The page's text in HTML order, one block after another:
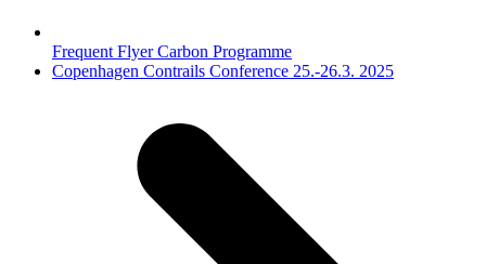
Frequent Flyer Carbon Programme
next
Copenhagen Contrails Conference 25.-26.3. 2025